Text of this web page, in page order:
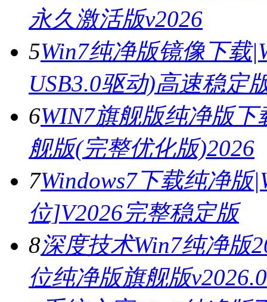
永久激活版v2026
5Win7纯净版镜像下载
USB3.0驱动)高速稳定
6WIN7旗舰版纯净版下
舰版(完整优化版)2026
7Windows7下载纯净版
位]V2026完整稳定版
8深度技术Win7纯净版
位纯净版旗舰版